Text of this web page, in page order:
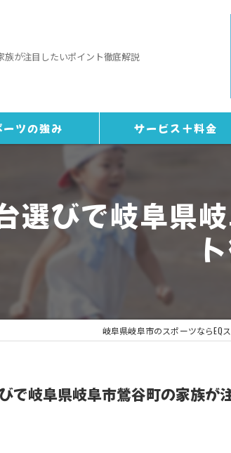
が注目したいポイント徹底解説
ツの強み サービス＋料金
ギャラリー
選びで岐阜県
岐阜県岐阜市のスポーツならEQ
で岐阜県岐阜市鶯谷町の家族が